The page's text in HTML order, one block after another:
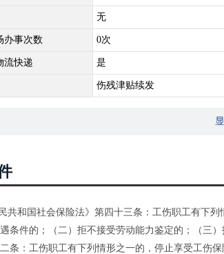
无
办事次数 0次
流快递 是
伤残津贴续发
共和国社会保险法》第四十三条：工伤职工有下
条件的；（二）拒不接受劳动能力鉴定的；（三
条：工伤职工有下列情形之一的，停止享受工伤保